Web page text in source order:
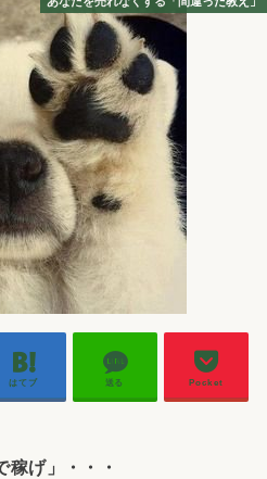
はてブ 送る Pocket
稼げ」・・・